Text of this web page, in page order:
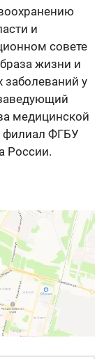
и
совете
жизни и
у
медицинской
ФГБУ
России.